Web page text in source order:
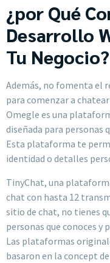
¿por Qué
Desarrollo
Tu Negocio?
Además, no fomenta el
para comenzar a
Omegle es una
diseñada para personas
Esta plataforma te
identidad o detalles
TinyChat, una
chat con hasta 12
sitio de chat, no tienes
personas que conoces y
Las plataformas
basaron en la concept